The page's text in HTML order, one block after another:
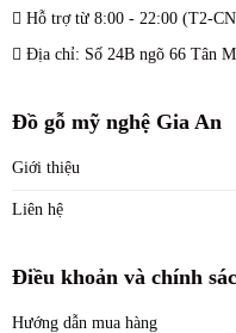
Hỗ trợ từ 8:00 - 22:00 (T2-
Địa chỉ: Số 24B ngõ 66 Tân
Đồ gỗ mỹ nghệ Gia An
Giới thiệu
Liên hệ
Điều khoản và chính
Hướng dẫn mua hàng